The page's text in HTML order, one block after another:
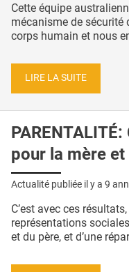
Cette équipe
mécanisme de sécurité
corps humain et nous
LIRE LA SUITE
pour la mère
Actualité publiée il y a 9
C’est avec ces
représentations
et du père, et d’une